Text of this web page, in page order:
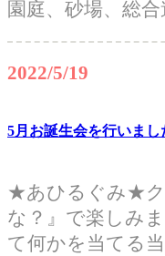
園庭、砂場、総合
2022/5/19
5月お誕生会を行いまし
★あひるぐみ★ク
な？』で楽しみ
て何かを当てる